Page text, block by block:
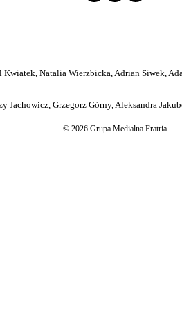
Natalia Wierzbicka, Adrian Siwek,
Grzegorz Górny, Aleksandra
© 2026 Grupa Medialna Fratria